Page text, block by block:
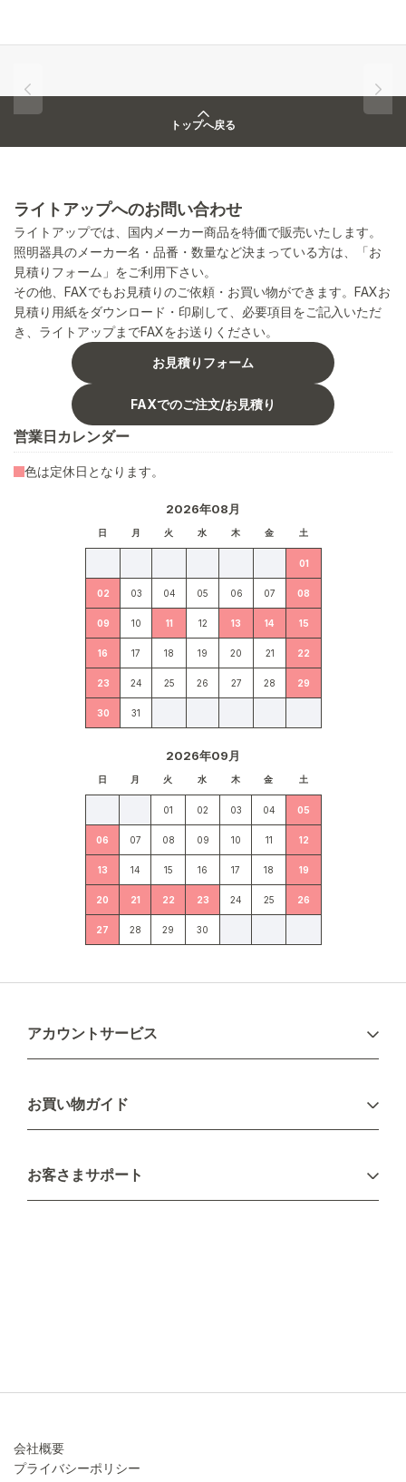
トップへ戻る
ライトアップへのお問い合わせ
ライトアップでは、国内メーカー商品を特価で販売いたします。
照明器具のメーカー名・品番・数量など決まっている方は、「お
見積りフォーム」をご利用下さい。
その他、FAXでもお見積りのご依頼・お買い物ができます。FAXお
見積り用紙をダウンロード・印刷して、必要項目をご記入いただ
き、ライトアップまでFAXをお送りください。
お見積りフォーム
FAXでのご注文/お見積り
営業日カレンダー
2026年08月
日 月 火 水 木 金 土
01
02 03 04 05 06 07 08
09 10 11 12 13 14 15
16 17 18 19 20 21 22
23 24 25 26 27 28 29
30 31
2026年09月
日 月 火 水 木 金 土
01 02 03 04 05
06 07 08 09 10 11 12
13 14 15 16 17 18 19
20 21 22 23 24 25 26
27 28 29 30
色は定休日となります。
アカウントサービス
新規会員登録
お買い物ガイド
配送について
不良品・返品について
お客さまサポート
会社概要
プライバシーポリシー